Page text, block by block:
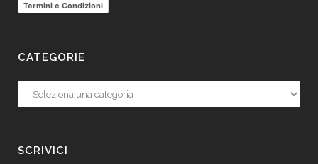
Termini e Condizioni
CATEGORIE
Categorie
SCRIVICI